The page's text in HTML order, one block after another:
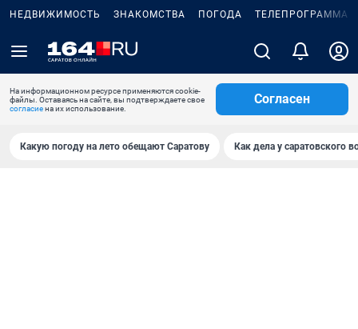
НЕДВИЖИМОСТЬ ЗНАКОМСТВА ПОГОДА ТЕЛЕПРОГРАММА
На информационном ресурсе применяются cookie-
файлы. Оставаясь на сайте, вы подтверждаете свое
согласиена их использование.
Согласен
Какую погоду на лето обещают Саратову Как дела у саратовского